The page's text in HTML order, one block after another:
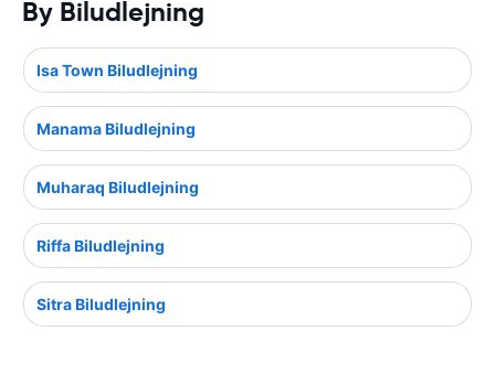
By Biludlejning
Isa Town Biludlejning
Manama Biludlejning
Muharaq Biludlejning
Riffa Biludlejning
Sitra Biludlejning